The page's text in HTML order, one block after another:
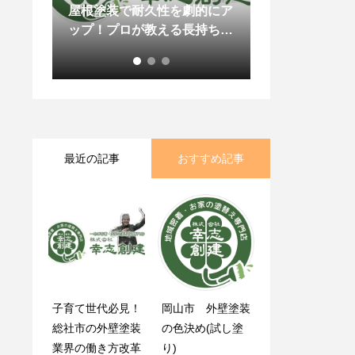
屋根塗装で耐久性を劇的にア
ップ！プロが教える長持ちの
最近の記事 おすすめ記事
子育て世代必見！
総社市の外壁塗装
業界の働き方改革
岡山市 外壁塗装
の色決め(試し塗
り)
雨でも外壁塗装は
できるの？
岡山県倉敷市H様
邸 サビ止め塗
装・付帯部塗装